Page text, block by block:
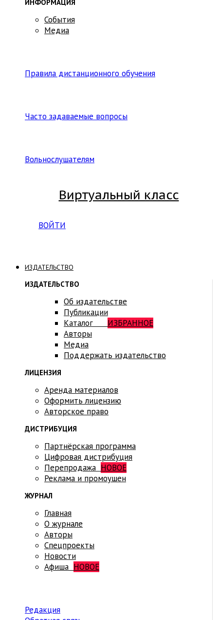
ИНФОРМАЦИЯ
События
Медиа
Правила дистанционного обучения
Часто задаваемые вопросы
Вольнослушателям
Виртуальный класс
ВОЙТИ
ИЗДАТЕЛЬСТВО
ИЗДАТЕЛЬСТВО
Об издательстве
Публикации
Каталог ИЗБРАННОЕ
Авторы
Медиа
Поддержать издательство
ЛИЦЕНЗИЯ
Аренда материалов
Оформить лицензию
Авторское право
ДИСТРИБУЦИЯ
Партнёрская программа
Цифровая дистрибуция
Перепродажа НОВОЕ
Реклама и промоушен
ЖУРНАЛ
Главная
О журнале
Авторы
Спецпроекты
Новости
Афиша НОВОЕ
Редакция